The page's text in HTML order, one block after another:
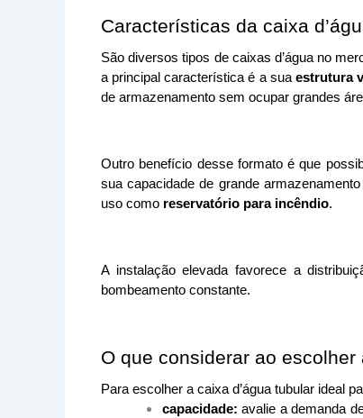
Características da caixa
São diversos tipos de caixas d’água no
a principal característica é a sua estrutura
de armazenamento sem ocupar grandes
Outro benefício desse formato é que
sua capacidade de grande
uso como reservatório para incêndio.
A instalação elevada favorece a
bombeamento constante.
O que considerar ao escolher
Para escolher a caixa d’água tubular ideal
capacidade: avalie a demanda